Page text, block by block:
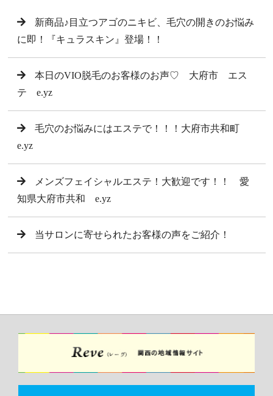
新商品♪目立つアゴのニキビ、毛穴の開きのお悩み
に即！『キュラスキン』登場！！
本日のVIO脱毛のお客様のお声♡ 大府市 エス
テ e.yz
毛穴のお悩みにはエステで！！！大府市共和町
e.yz
メンズフェイシャルエステ！大歓迎です！！ 愛
知県大府市共和 e.yz
当サロンに寄せられたお客様の声をご紹介！